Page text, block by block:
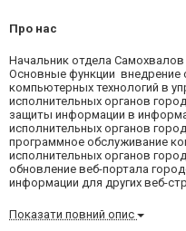
Про нас
Начальник отдела
Основные функции
компьютерных технологий в
исполнительных органов
защиты информации в
исполнительных органов
программное обслуживание
исполнительных органов
обновление веб-портала
информации для других веб-
Показати повний опис